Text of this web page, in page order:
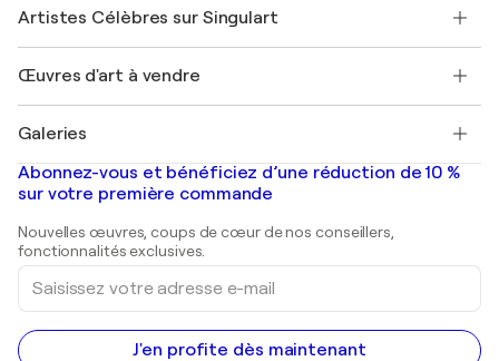
Mon compte
+33 1 76 44 06 42
Magazine Singulart
Emplois
Découvrez une sélection d'art original
Se connecter en tant qu'Artiste
Artistes Célèbres sur Singulart
Marc Chagall
Banksy
Mr. Brainwash
Shepard Fairey
Œuvres d'art à vendre
Tableaux abstraits à vendre
Peintures de paysage
Estampes
Peintures acryliques
Galeries
Galeries d'art en France
Galeries d'art en Belgique
Abonnez-vous et bénéficiez d’une réduction de 10 %
sur votre première commande
Nouvelles œuvres, coups de cœur de nos conseillers,
fonctionnalités exclusives.
Saisissez
votre
adresse
e-
mail
J'en profite dès maintenant